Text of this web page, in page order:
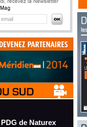
de Naturex